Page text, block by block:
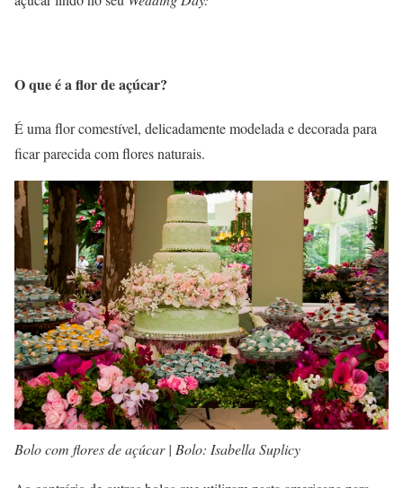
O que é a flor de açúcar?
É uma flor comestível, delicadamente modelada e decorada para
ficar parecida com flores naturais.
Bolo com flores de açúcar | Bolo: Isabella Suplicy